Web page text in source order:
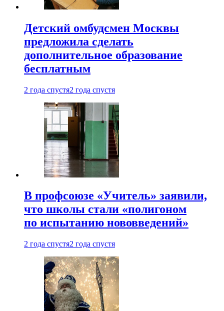
Детский омбудсмен Москвы
предложила сделать
дополнительное образование
бесплатным
2 года спустя2 года спустя
В профсоюзе «Учитель» заявили,
что школы стали «полигоном
по испытанию нововведений»
2 года спустя2 года спустя